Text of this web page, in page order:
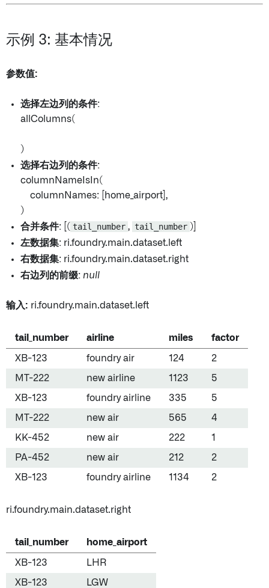
示例 3: 基本情况
参数值:
选择左边列的条件:
allColumns(
)
选择右边列的条件:
columnNameIsIn(
columnNames: [home_airport],
)
合并条件: [( tail_number , tail_number )]
左数据集: ri.foundry.main.dataset.left
右数据集: ri.foundry.main.dataset.right
右边列的前缀: null
输入: ri.foundry.main.dataset.left
tail_number airline miles factor
XB-123 foundry air 124 2
MT-222 new airline 1123 5
XB-123 foundry airline 335 5
MT-222 new air 565 4
KK-452 new air 222 1
PA-452 new air 212 2
XB-123 foundry airline 1134 2
ri.foundry.main.dataset.right
tail_number home_airport
XB-123 LHR
XB-123 LGW